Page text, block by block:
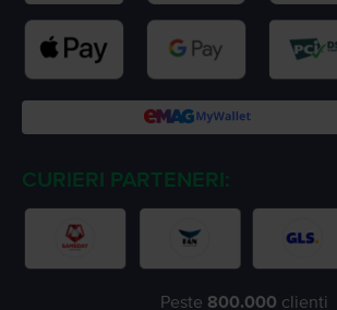
CURIERI PARTENERI:
Peste 800.000 clienți